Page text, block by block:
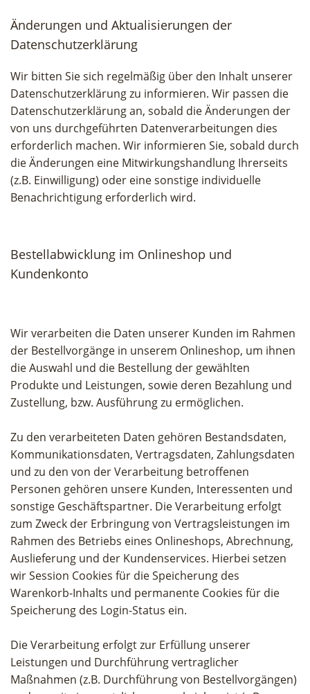
Änderungen und Aktualisierungen der
Datenschutzerklärung
Wir bitten Sie sich regelmäßig über den Inhalt unserer
Datenschutzerklärung zu informieren. Wir passen die
Datenschutzerklärung an, sobald die Änderungen der
von uns durchgeführten Datenverarbeitungen dies
erforderlich machen. Wir informieren Sie, sobald durch
die Änderungen eine Mitwirkungshandlung Ihrerseits
(z.B. Einwilligung) oder eine sonstige individuelle
Benachrichtigung erforderlich wird.
Bestellabwicklung im Onlineshop und
Kundenkonto
Wir verarbeiten die Daten unserer Kunden im Rahmen
der Bestellvorgänge in unserem Onlineshop, um ihnen
die Auswahl und die Bestellung der gewählten
Produkte und Leistungen, sowie deren Bezahlung und
Zustellung, bzw. Ausführung zu ermöglichen.
Zu den verarbeiteten Daten gehören Bestandsdaten,
Kommunikationsdaten, Vertragsdaten, Zahlungsdaten
und zu den von der Verarbeitung betroffenen
Personen gehören unsere Kunden, Interessenten und
sonstige Geschäftspartner. Die Verarbeitung erfolgt
zum Zweck der Erbringung von Vertragsleistungen im
Rahmen des Betriebs eines Onlineshops, Abrechnung,
Auslieferung und der Kundenservices. Hierbei setzen
wir Session Cookies für die Speicherung des
Warenkorb-Inhalts und permanente Cookies für die
Speicherung des Login-Status ein.
Die Verarbeitung erfolgt zur Erfüllung unserer
Leistungen und Durchführung vertraglicher
Maßnahmen (z.B. Durchführung von Bestellvorgängen)